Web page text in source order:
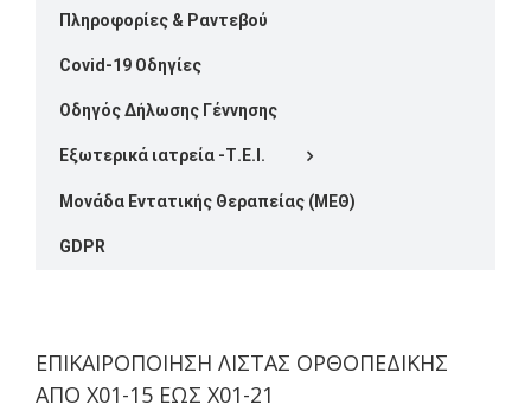
Πληροφορίες & Ραντεβού
Covid-19 Οδηγίες
Οδηγός Δήλωσης Γέννησης
Εξωτερικά ιατρεία -Τ.Ε.Ι.
Μονάδα Εντατικής Θεραπείας (ΜΕΘ)
GDPR
ΕΠΙΚΑΙΡΟΠΟΙΗΣΗ ΛΙΣΤΑΣ ΟΡΘΟΠΕΔΙΚΗΣ
ΑΠΟ Χ01-15 ΕΩΣ Χ01-21